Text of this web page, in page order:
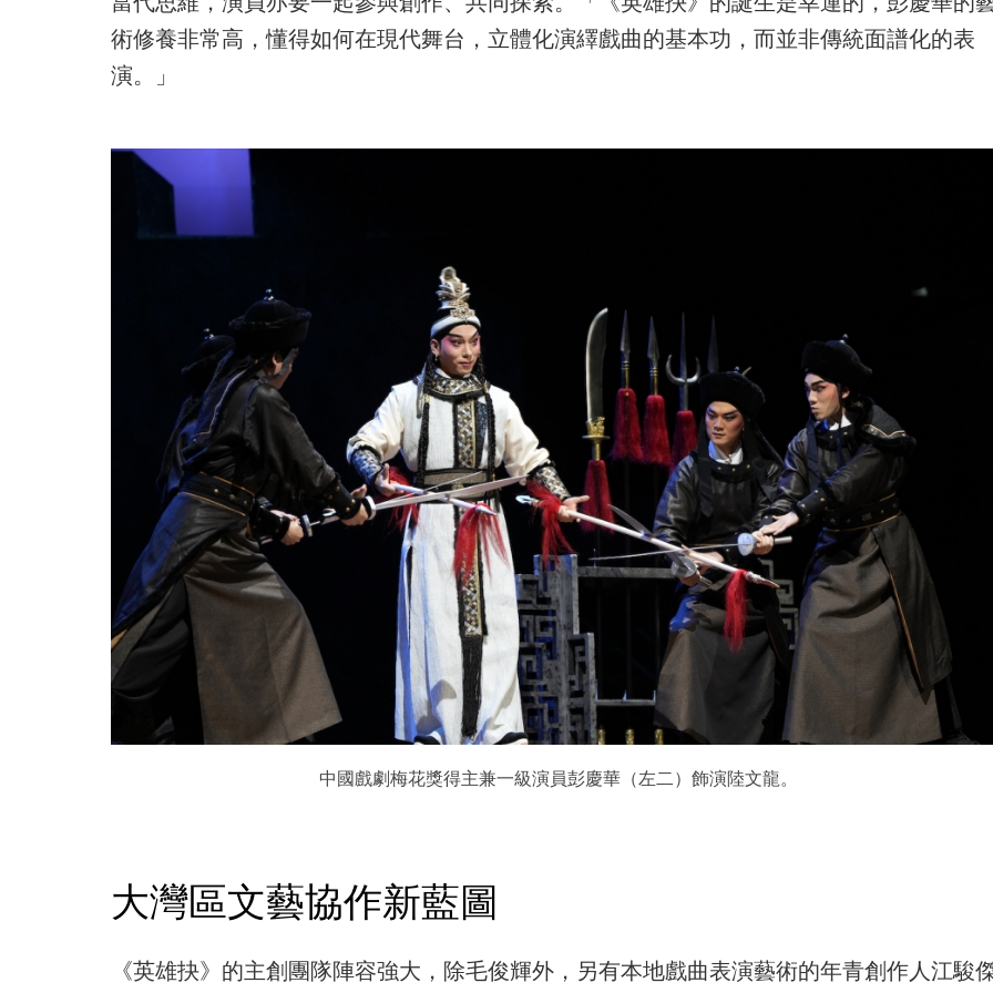
術修養非常高，懂得如何在現代舞台，立體化演繹戲曲的基本功，而並非傳統面譜化的表
演。」
中國戲劇梅花獎得主兼一級演員彭慶華（左二）飾演陸文龍。
大灣區文藝協作新藍圖
《英雄抉》的主創團隊陣容強大，除毛俊輝外，另有本地戲曲表演藝術的年青創作人江駿